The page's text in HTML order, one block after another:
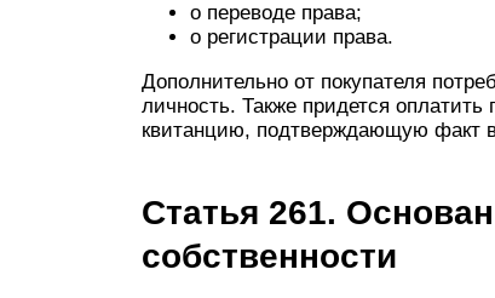
о переводе права;
о регистрации права.
Дополнительно от покупателя
личность. Также придется
квитанцию, подтверждающую факт
Статья 261.
собственности